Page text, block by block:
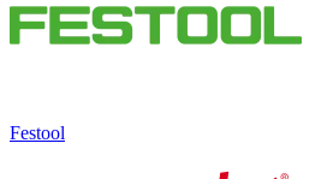
Festool